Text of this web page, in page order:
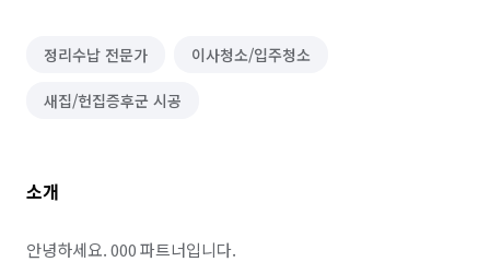
정리수납 전문가 이사청소/입주청소
새집/헌집증후군 시공
소개
안녕하세요. 000 파트너입니다.